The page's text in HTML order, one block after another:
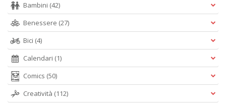
Bambini (42)
Benessere (27)
Bici (4)
Calendari (1)
Comics (50)
Creatività (112)